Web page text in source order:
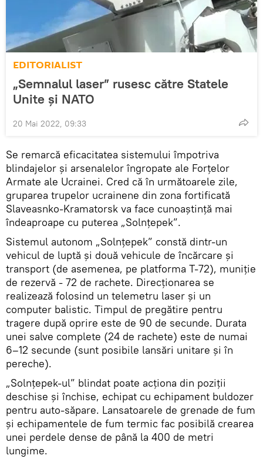
EDITORIALIST
„Semnalul laser” rusesc către Statele
Unite și NATO
20 Mai 2022, 09:33
Se remarcă eficacitatea sistemului împotriva
blindajelor și arsenalelor îngropate ale Forțelor
Armate ale Ucrainei. Cred că în următoarele zile,
gruparea trupelor ucrainene din zona fortificată
Slaveasnko-Kramatorsk va face cunoaștință mai
îndeaproape cu puterea „Solnțepek”.
Sistemul autonom „Solnțepek” constă dintr-un
vehicul de luptă și două vehicule de încărcare și
transport (de asemenea, pe platforma T-72), muniție
de rezervă - 72 de rachete. Direcționarea se
realizează folosind un telemetru laser și un
computer balistic. Timpul de pregătire pentru
tragere după oprire este de 90 de secunde. Durata
unei salve complete (24 de rachete) este de numai
6–12 secunde (sunt posibile lansări unitare și în
pereche).
„Solnțepek-ul” blindat poate acționa din poziții
deschise și închise, echipat cu echipament buldozer
pentru auto-săpare. Lansatoarele de grenade de fum
și echipamentele de fum termic fac posibilă crearea
unei perdele dense de până la 400 de metri
lungime.